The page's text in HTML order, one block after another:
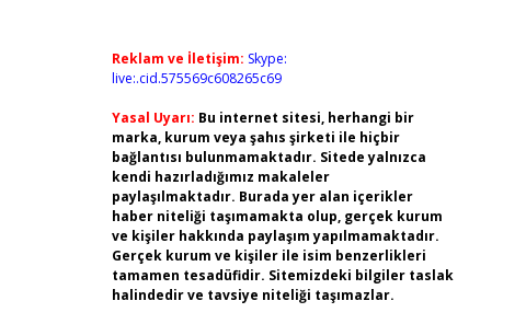
Reklam ve İletişim: Skype:
live:.cid.575569c608265c69
Yasal Uyarı: Bu internet sitesi, herhangi bir
marka, kurum veya şahıs şirketi ile hiçbir
bağlantısı bulunmamaktadır. Sitede yalnızca
kendi hazırladığımız makaleler
paylaşılmaktadır. Burada yer alan içerikler
haber niteliği taşımamakta olup, gerçek kurum
ve kişiler hakkında paylaşım yapılmamaktadır.
Gerçek kurum ve kişiler ile isim benzerlikleri
tamamen tesadüfidir. Sitemizdeki bilgiler taslak
halindedir ve tavsiye niteliği taşımazlar.